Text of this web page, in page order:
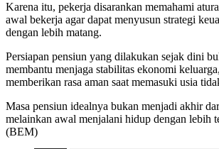
Karena itu, pekerja disarankan memahami
awal bekerja agar dapat menyusun strategi
dengan lebih matang.
Persiapan pensiun yang dilakukan sejak dini
membantu menjaga stabilitas ekonomi
memberikan rasa aman saat memasuki usia
Masa pensiun idealnya bukan menjadi akhir
melainkan awal menjalani hidup dengan lebih
(BEM)